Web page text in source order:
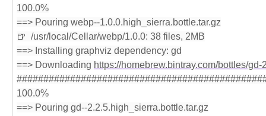
100.0%
==> Pouring webp--1.0.0.high_sierra.bottle.tar.gz
🍺  /usr/local/Cellar/webp/1.0.0: 38 files, 2MB
==> Installing graphviz dependency: gd
==> Downloading https://homebrew.bintray.com/bottles/
100.0%
==> Pouring gd--2.2.5.high_sierra.bottle.tar.gz